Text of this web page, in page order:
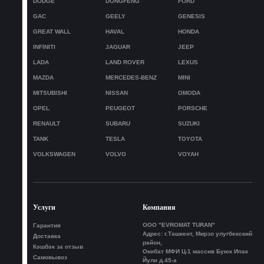
GAC GEELY GENESIS
GREAT WALL HAVAL HONDA
INFINITI JAGUAR JEEP
LADA LAND ROVER LEXUS
MAZDA MERCEDES-BENZ MINI
MITSUBISHI NISSAN OMODA
OPEL PEUGEOT PORSCHE
RENAULT SUBARU SUZUKI
TANK TESLA TOYOTA
VOLKSWAGEN VOLVO VOYAH
Услуги
Гарантия
Доставка
Кэшбэк за отзыв
Самовывоз
Компания
ООО "EVROMAT TURAN"
Адрес: г.Ташкент, Мирзо улугбекский
район,
Окибат МФИ Ц-1 массив Буюк Ипак
Йули д.45-а